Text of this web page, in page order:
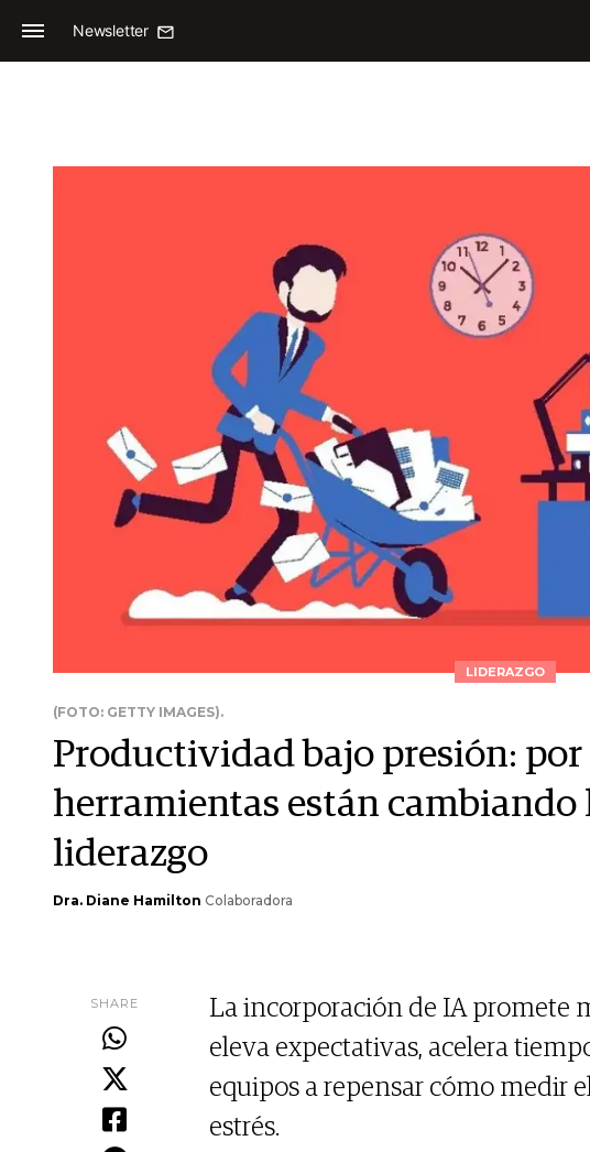
Newsletter
LIDERAZGO
(FOTO: GETTY IMAGES).
Productividad bajo presión: por
herramientas están cambiando
liderazgo
Dra. Diane Hamilton Colaboradora
SHARE
La incorporación de IA promete
eleva expectativas, acelera
equipos a repensar cómo medir
estrés.